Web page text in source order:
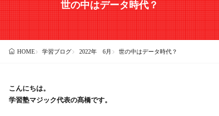
世の中はデータ時代？
HOME 学習ブログ 2022年 6月 世の中はデータ時代？
こんにちは。
学習塾マジック代表の髙橋です。